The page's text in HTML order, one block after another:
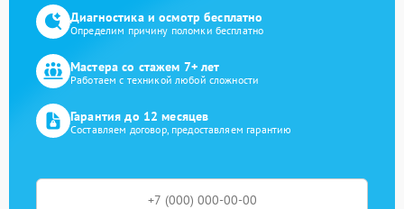
Диагностика и осмотр бесплатно
Определим причину поломки бесплатно
Мастера со стажем 7+ лет
Работаем с техникой любой сложности
Гарантия до 12 месяцев
Составляем договор, предоставляем гарантию